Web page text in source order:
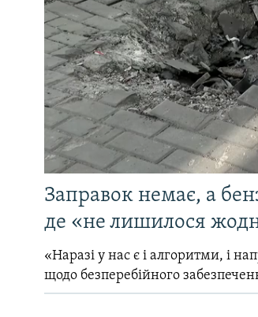
Заправок немає, а
де «не лишилося
«Наразі у нас є і алгоритми, і
щодо безперебійного